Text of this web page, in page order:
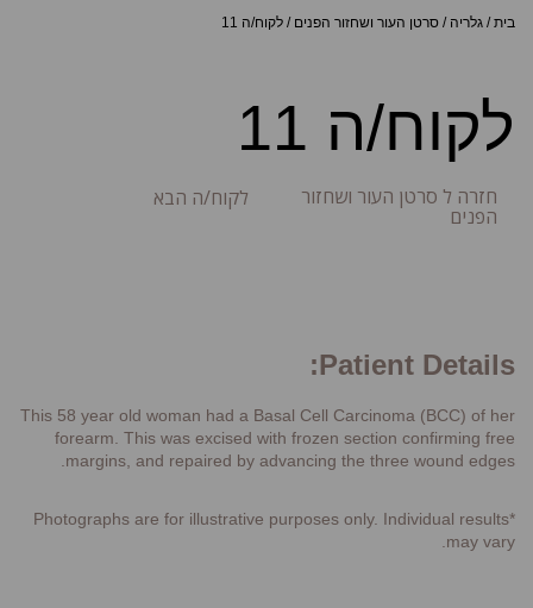
בית/ גלריה / סרטן העור ושחזור הפנים / לקוח/ה 11
לקוח/ה 11
חזרה ל סרטן העור ושחזור
הפנים
לקוח/ה הבא
Patient Details:
This 58 year old woman had a Basal Cell Carcinoma (BCC) of her
forearm. This was excised with frozen section confirming free
margins, and repaired by advancing the three wound edges.
*Photographs are for illustrative purposes only. Individual results
may vary.